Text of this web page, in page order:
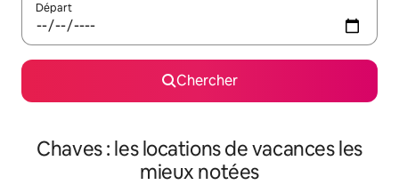
Départ
Chercher
Chaves : les locations de vacances les
mieux notées